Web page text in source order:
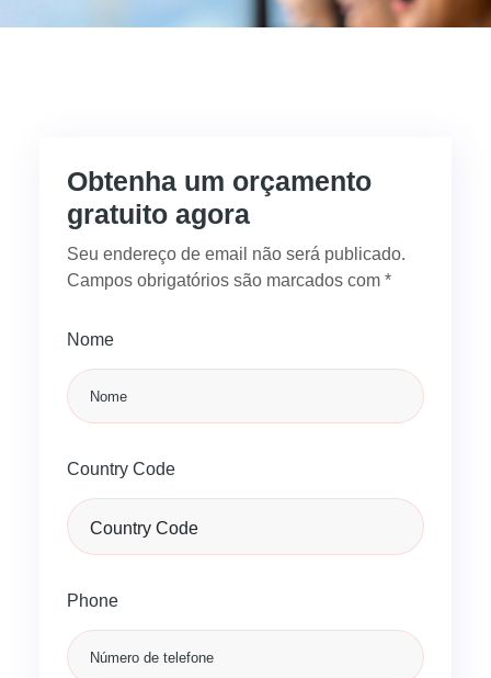
Obtenha um orçamento
gratuito agora
Seu endereço de email não será publicado.
Campos obrigatórios são marcados com *
Nome
Country Code
Phone